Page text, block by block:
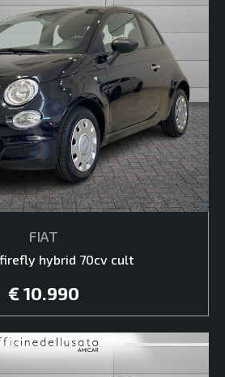
FIAT
hybrid 70cv cult
€ 10.990